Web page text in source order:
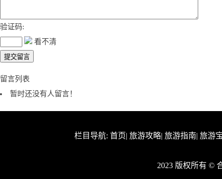
验证码:
看不清
留言列表
暂时还没有人留言！
栏目导航: 首页| 旅游攻略| 旅游指南| 旅游
2023 版权所有 ©